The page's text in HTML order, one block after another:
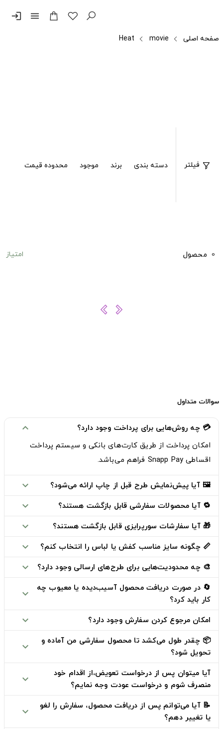
menu
login
صفحه اصلی movie
Heat
فیلتر دسته بندی برند موجود محدوده قیمت
0 محصول امتیاز
سوالات متداول
💳 چه روش‌هایی برای پرداخت وجود دارد؟ expand_more
امکان پرداخت از طریق کارت‌های بانکیو سیستم پرداخت
اقساطی Snapp Pay
فراهم می‌باشد.
🖼️ آیا پیش‌نمایش طرح قبل از چاپ ارائه می‌شود؟ expand_more
🔁 آیا محصولات سفارشی قابل بازگشت هستند؟ expand_more
🎁 آیا سفارشات سورپرایزی قابل بازگشت هستند؟ expand_more
📏 چگونه سایز مناسب کفش یا لباس را انتخاب کنم؟ expand_more
🎨 چه محدودیت‌هایی برای طرح‌های ارسالی وجود دارد؟ expand_more
🔄 در صورت دریافت محصول آسیب‌دیده یا معیوب چه
کار باید کرد؟
expand_more
امکان مرجوع کردن سفارش وجود دارد؟ expand_more
📦 چقدر طول می‌کشد تا محصول سفارشی من آماده و
تحویل شود؟
expand_more
آیا میتوان پس از درخواست تعویض،از اقدام خود
منصرف شوم و درخواست عودت وجه نمایم؟
expand_more
📝 آیا می‌توانم پس از دریافت محصول، سفارش را لغو
یا تغییر دهم؟
expand_more